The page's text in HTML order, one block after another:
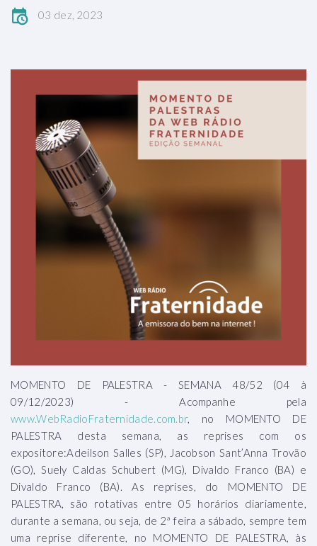
03 dez, 2023
MOMENTO DE PALESTRA - SEMANA 48/52 (04 à
09/12/2023) - Acompanhe pela
www.WebRadioFraternidade.com.br, no MOMENTO DE
PALESTRA desta semana, as reprises com os
expositore:Adeilson Salles (SP), Jacobson Sant’Anna Trovão
(GO), Suely Caldas Schubert (MG), Divaldo Franco (BA) e
Divaldo Franco (BA). As reprises, do MOMENTO DE
PALESTRA, são rotativas entre 05 horários diariamente,
durante a semana, ou seja, de 2ª feira a sábado, sempre tem
uma reprise diferente, no MOMENTO DE PALESTRA, às